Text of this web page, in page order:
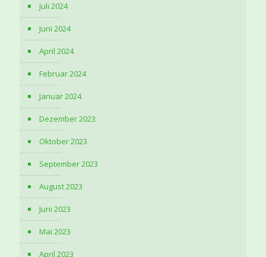
Juli 2024
Juni 2024
April 2024
Februar 2024
Januar 2024
Dezember 2023
Oktober 2023
September 2023
August 2023
Juni 2023
Mai 2023
April 2023